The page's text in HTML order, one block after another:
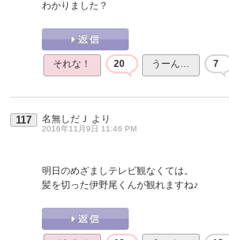
わかりました？
それな！ 20 うーん… 7
117 名無しだＪ より
2016年11月9日 11:46 PM
明日のめざましテレビ観なくては。
髪を切った伊野尾くんが観れますね♪